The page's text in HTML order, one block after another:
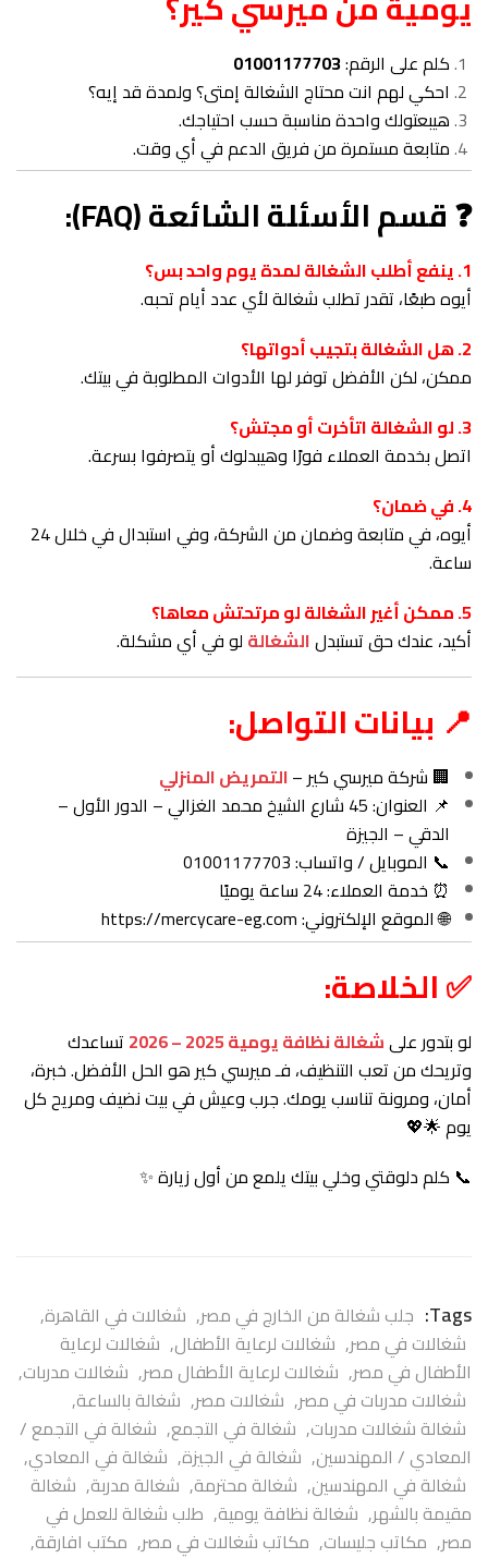
كلم على الرقم:01001177703
احكي لهم انت محتاج الشغالة إمتى؟ ولمدة قد إيه؟
هيبعتولك واحدة مناسبة حسب احتياجك.
متابعة مستمرة من فريق الدعم في أي وقت.
❓ قسم الأسئلة الشائعة (FAQ):
1. ينفع أطلب الشغالة لمدة يوم واحد بس؟
أيوه طبعًا، تقدر تطلب شغالة لأي عدد أيام تحبه.
2. هل الشغالة بتجيب أدواتها؟
ممكن، لكن الأفضل توفر لها الأدوات المطلوبة في بيتك.
3. لو الشغالة اتأخرت أو مجتش؟
اتصل بخدمة العملاء فورًا وهيبدلوك أو يتصرفوا بسرعة.
4. في ضمان؟
أيوه، في متابعة وضمان من الشركة، وفي استبدال في خلال 24
ساعة.
5. ممكن أغير الشغالة لو مرتحتش معاها؟
أكيد، عندك حق تستبدلالشغالة لو في أي مشكلة.
📍 بيانات التواصل:
🏢 شركة ميرسي كير –التمريض المنزلي
📌 العنوان: 45 شارع الشيخ محمد الغزالي – الدور الأول –
الدقي – الجيزة
📞 الموبايل / واتساب: 01001177703
⏰ خدمة العملاء: 24 ساعة يوميًا
🌐 الموقع الإلكتروني:https://mercycare-eg.com
✅ الخلاصة:
لو بتدور علىشغالة نظافة يومية 2025 – 2026
تساعدك
وتريحك من تعب التنظيف، فـ ميرسي كير هو الحل الأفضل. خبرة،
أمان، ومرونة تناسب يومك. جرب وعيش في بيت نضيف ومريح كل
يوم 🌟💖
📞 كلم دلوقتي وخلي بيتك يلمع من أول زيارة ✨
Tags: جلب شغالة من الخارج في مصر, شغالات في القاهرة,
شغالات في مصر, شغالات لرعاية الأطفال, شغالات لرعاية
الأطفال في مصر, شغالات لرعاية الأطفال مصر, شغالات مدربات,
شغالات مدربات في مصر, شغالات مصر, شغالة بالساعة,
شغالة شغالات مدربات, شغالة في التجمع, شغالة في التجمع /
المعادي / المهندسين, شغالة في الجيزة, شغالة في المعادي,
شغالة في المهندسين, شغالة محترمة, شغالة مدربة, شغالة
مقيمة بالشهر, شغالة نظافة يومية, طلب شغالة للعمل في
مصر, مكاتب جليسات, مكاتب شغالات في مصر, مكتب افارقة,